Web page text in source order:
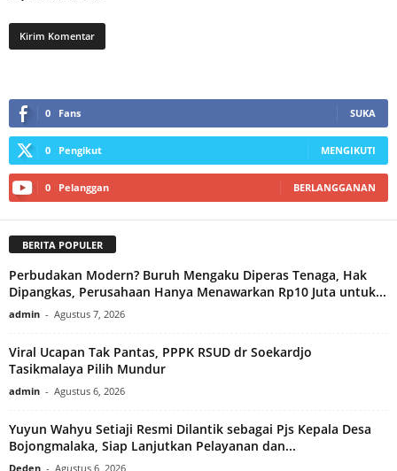
0 Fans SUKA
0 Pengikut MENGIKUTI
0 Pelanggan BERLANGGANAN
BERITA POPULER
Perbudakan Modern? Buruh Mengaku Diperas Tenaga, Hak
Dipangkas, Perusahaan Hanya Menawarkan Rp10 Juta untuk...
admin - Agustus 7, 2026
Viral Ucapan Tak Pantas, PPPK RSUD dr Soekardjo
Tasikmalaya Pilih Mundur
admin - Agustus 6, 2026
Yuyun Wahyu Setiaji Resmi Dilantik sebagai Pjs Kepala Desa
Bojongmalaka, Siap Lanjutkan Pelayanan dan...
Deden - Agustus 6, 2026